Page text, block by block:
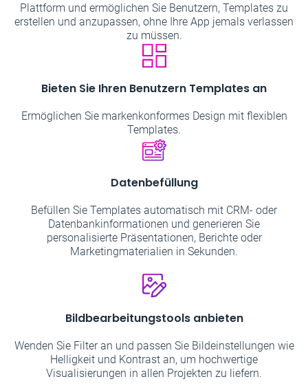
Plattform und ermöglichen Sie Benutzern, Templates zu
erstellen und anzupassen, ohne Ihre App jemals verlassen
zu müssen.
Bieten Sie Ihren Benutzern Templates an
Ermöglichen Sie markenkonformes Design mit flexiblen
Templates.
Datenbefüllung
Befüllen Sie Templates automatisch mit CRM- oder
Datenbankinformationen und generieren Sie
personalisierte Präsentationen, Berichte oder
Marketingmaterialien in Sekunden.
Bildbearbeitungstools anbieten
Wenden Sie Filter an und passen Sie Bildeinstellungen wie
Helligkeit und Kontrast an, um hochwertige
Visualisierungen in allen Projekten zu liefern.